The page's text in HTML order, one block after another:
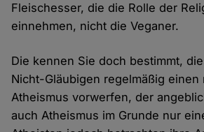
Fleischesser, die die Rolle der
einnehmen, nicht die Veganer.
Die kennen Sie doch bestimmt,
Nicht-Gläubigen regelmäßig einen
Atheismus vorwerfen, der
auch Atheismus im Grunde nur